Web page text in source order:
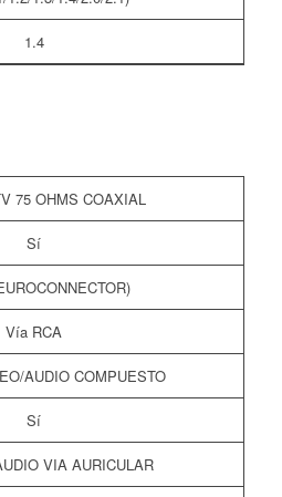
1.4
75 OHMS COAXIAL
Sí
Vía RCA
AUDIO COMPUESTO
Sí
VIA AURICULAR